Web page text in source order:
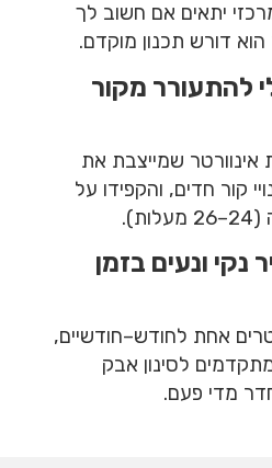
יתאים אם חשוב לך
דורש תכנון מוקדם.
להתעורר מקור
אינוורטר שמייצבת את
קור חדים, והקפידו על
נקי ונעים בזמן
אחת לחודש–חודשיים,
לסינון אבק
מדי פעם.